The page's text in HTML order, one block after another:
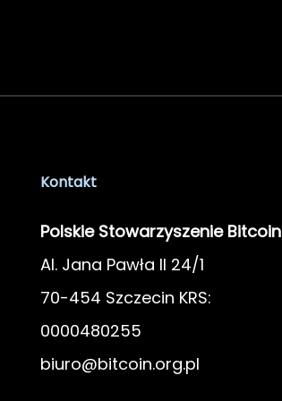
Kontakt
Polskie Stowarzyszenie Bitcoin
Al. Jana Pawła II 24/1
70-454 Szczecin KRS:
0000480255
biuro@bitcoin.org.pl